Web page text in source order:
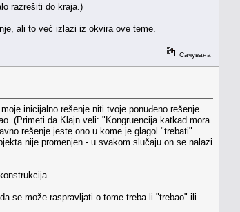
razrešiti do kraja.)
ali to već izlazi iz okvira ove teme.
Сачувана
inicijalno rešenje niti tvoje ponuđeno rešenje
(Primeti da Klajn veli: "Kongruencija katkad mora
rešenje jeste ono u kome je glagol "trebati"
nije promenjen - u svakom slučaju on se nalazi
se može raspravljati o tome treba li "trebao" ili